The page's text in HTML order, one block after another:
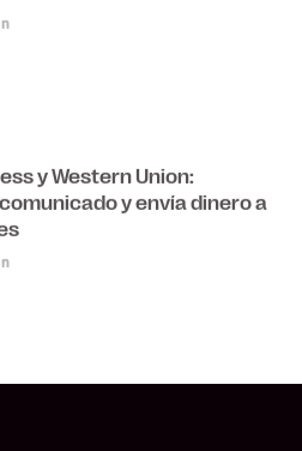
y envía dinero a